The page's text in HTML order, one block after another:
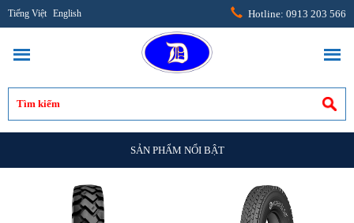
Tiếng Việt English Hotline: 0913 203 566
SẢN PHẨM NỔI BẬT